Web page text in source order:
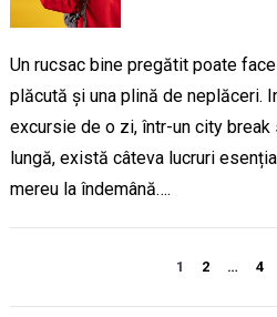
Un rucsac bine pregătit poate
plăcută și una plină de neplăceri.
excursie de o zi, într-un city break
lungă, există câteva lucruri
mereu la îndemână….
1 2 … 4